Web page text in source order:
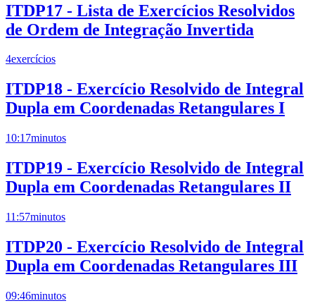
ITDP17 - Lista de Exercícios Resolvidos
de Ordem de Integração Invertida
4exercícios
ITDP18 - Exercício Resolvido de Integral
Dupla em Coordenadas Retangulares I
10:17minutos
ITDP19 - Exercício Resolvido de Integral
Dupla em Coordenadas Retangulares II
11:57minutos
ITDP20 - Exercício Resolvido de Integral
Dupla em Coordenadas Retangulares III
09:46minutos